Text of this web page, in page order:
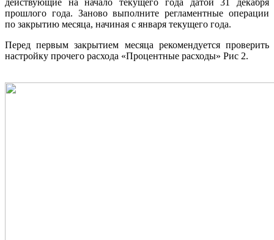
прошлого года. Заново выполните регламентные операции
по закрытию месяца, начиная с января текущего года.
Перед первым закрытием месяца рекомендуется проверить
настройку прочего расхода «Процентные расходы» Рис 2.